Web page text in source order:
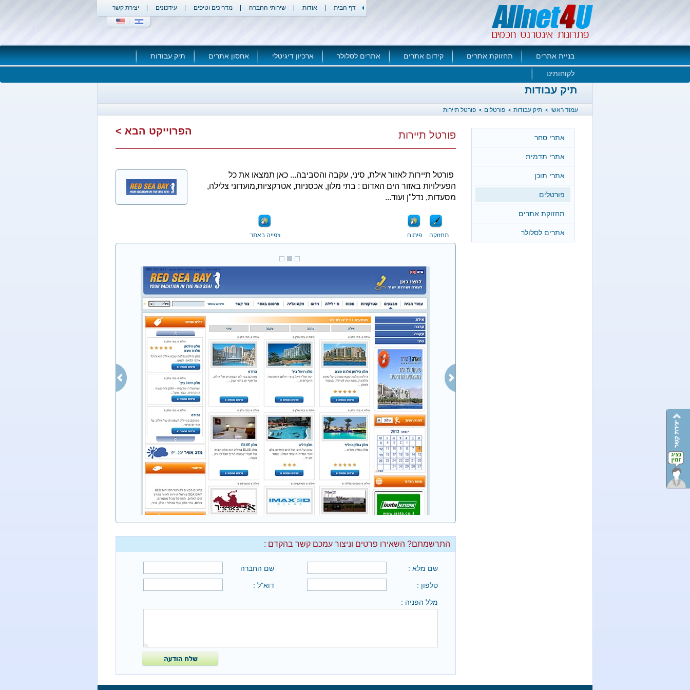
יצירת קשר עידכונים מדריכים וטיפים שירותי החברה אודות דף הבית
בניית אתרים תחזוקת אתרים קידום אתרים אתרים לסלולר ארכיון דיגיטלי אחסון אתרים תיק עבודות
לקוחותינו
תיק עבודות
עמוד ראשי תיק עבודות פורטלים פורטל תיירות
אתרי סחר
אתרי תדמית
אתרי תוכן
פורטלים
תחזוקת אתרים
אתרים לסלולר
הפרוייקט הבא > פורטל תיירות
פורטל תיירות לאזור אילת, סיני, עקבה והסביבה... כאן תמצאו את כל
הפעילויות באזור הים האדום : בתי מלון, אכסניות, אטרקציות,מועדוני צלילה,
מסעדות, נדל"ן ועוד...
צפייה באתר פיתוח תחזוקה
התרשמתם? השאירו פרטים וניצור עמכם קשר בהקדם :
שם מלא :
טלפון :
שם החברה
דוא"ל :
מלל הפניה :